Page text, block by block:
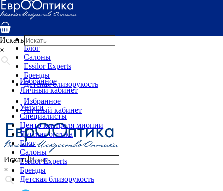
Услуги
Специалисты
Детская оптика
Блог
Салоны
Essilor Experts
Бренды
Детская близорукость
Избранное
Личный кабинет
Искать
×
Искать
×
Избранное
Личный кабинет
Услуги
Специалисты
Центр контроля миопии
Детская оптика
Блог
Салоны
Essilor Experts
Бренды
Детская близорукость